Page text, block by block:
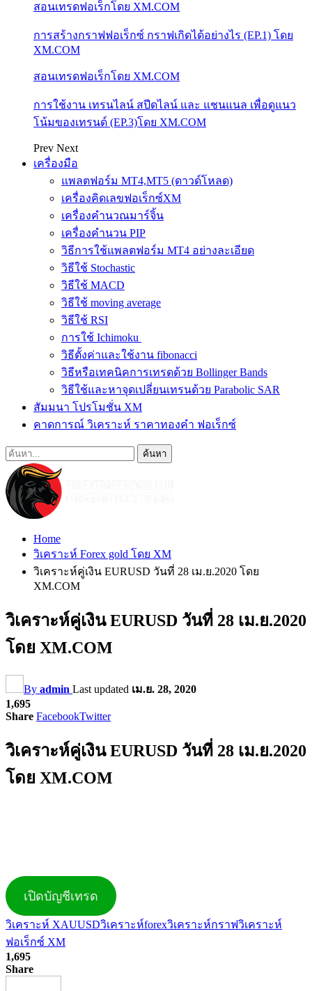
สอนเทรดฟอเร็กโดย XM.COM
การสร้างกราฟฟอเร็กซ์ กราฟเกิดได้อย่างไร (EP.1) โดย
XM.COM
สอนเทรดฟอเร็กโดย XM.COM
การใช้งาน เทรนไลน์ สปีดไลน์ และ แชนแนล เพื่อดูแนว
โน้มของเทรนด์ (EP.3)โดย XM.COM
Prev Next
เครื่องมือ
แพลตฟอร์ม MT4,MT5 (ดาวด์โหลด)
เครื่องคิดเลขฟอเร็กซ์XM
เครื่องคำนวณมาร์จิ้น
เครื่องคำนวน PIP
วิธีการใช้แพลตฟอร์ม MT4 อย่างละเอียด
วิธีใช้ Stochastic
วิธีใช้ MACD
วิธีใช้ moving average
วิธีใช้ RSI
การใช้ Ichimoku
วิธีตั้งค่าและใช้งาน fibonacci
วิธีหรือเทคนิคการเทรดด้วย Bollinger Bands
วิธีใช้และหาจุดเปลี่ยนเทรนด้วย Parabolic SAR
สัมมนา โปรโมชั่น XM
คาดการณ์ วิเคราะห์ ราคาทองคำ ฟอเร็กซ์
Home
วิเคราะห์ Forex gold โดย XM
วิเคราะห์คู่เงิน EURUSD วันที่ 28 เม.ย.2020 โดย
XM.COM
วิเคราะห์คู่เงิน EURUSD วันที่ 28 เม.ย.2020
โดย XM.COM
By admin Last updated เม.ย. 28, 2020
1,695
Share FacebookTwitter
วิเคราะห์คู่เงิน EURUSD วันที่ 28 เม.ย.2020
โดย XM.COM
เปิดบัญชีเทรด
วิเคราะห์ XAUUSDวิเคราะห์forexวิเคราะห์กราฟวิเคราะห์
ฟอเร็กซ์ XM
1,695
Share